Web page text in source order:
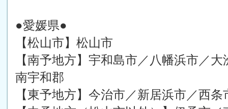
●愛媛県●
【松山市】松山市
【南予地方】宇和島市／八幡浜市／
南宇和郡
【東予地方】今治市／新居浜市／西